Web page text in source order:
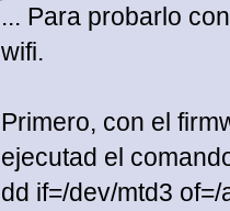
... Para probarlo
wifi.
Primero, con el
ejecutad el
dd if=/dev/mtd3 of=/